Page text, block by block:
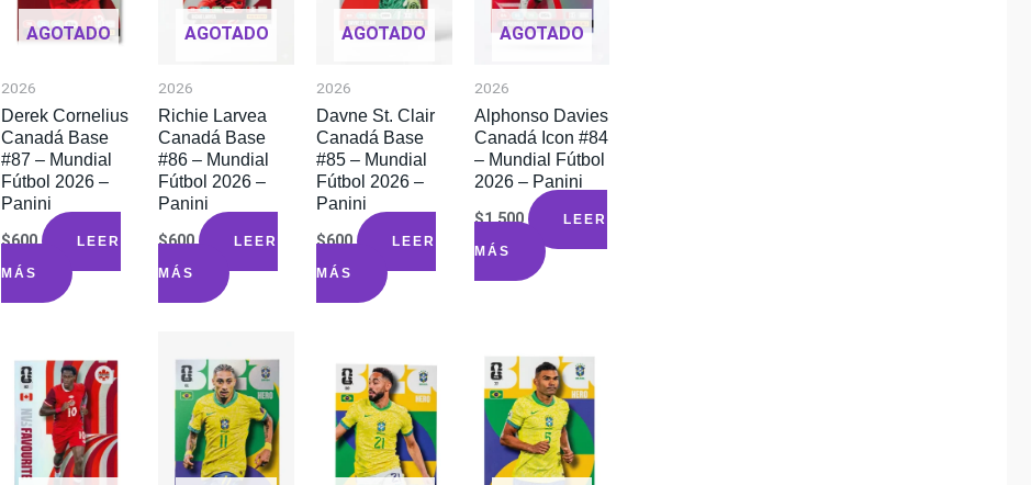
AGOTADO
2026
Derek Cornelius
Canadá Base
#87 – Mundial
Fútbol 2026 –
Panini
$600 LEER
MÁS
AGOTADO
2026
Richie Larvea
Canadá Base
#86 – Mundial
Fútbol 2026 –
Panini
$600 LEER
MÁS
AGOTADO
2026
Davne St. Clair
Canadá Base
#85 – Mundial
Fútbol 2026 –
Panini
$600 LEER
MÁS
AGOTADO
2026
Alphonso Davies
Canadá Icon #84
– Mundial Fútbol
2026 – Panini
$1.500 LEER
MÁS